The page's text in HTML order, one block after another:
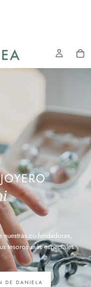
co-fundadoras,
tesoros más especiales
DE DANIELA